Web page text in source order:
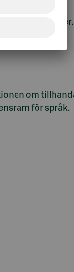
vissa
digitaliserat.
om
för språk.